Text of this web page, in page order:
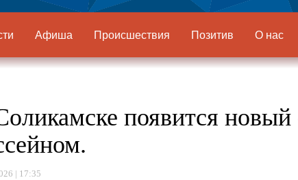
Афиша Происшествия Позитив О нас
появится новый
| 17:35